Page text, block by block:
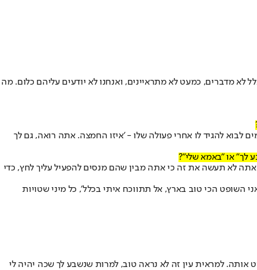
מדברים, כמעט לא מתראיינים, ואנחנו לא יודעים עליהם כלום. מה
לבוא להגיד לו אחרי פעולה שלו - 'איזו החמצה. אתה רואה, גם לך
לך" או "באמא שלי"?
אתה לא תעשה את זה כי אתה מבין שהם מנסים להפעיל עליך לחץ, כדי
השופט הכי טוב בארץ, אל תתווכח איתי בכלל', כל מיני שטויות
אותה. למראית עין זה לא נראה טוב, למרות שנשבע לך שכה יהיה לי